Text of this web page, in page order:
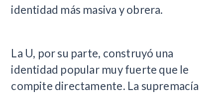
identidad más masiva y obrera.
La U, por su parte, construyó una
identidad popular muy fuerte que le
compite directamente. La supremacía